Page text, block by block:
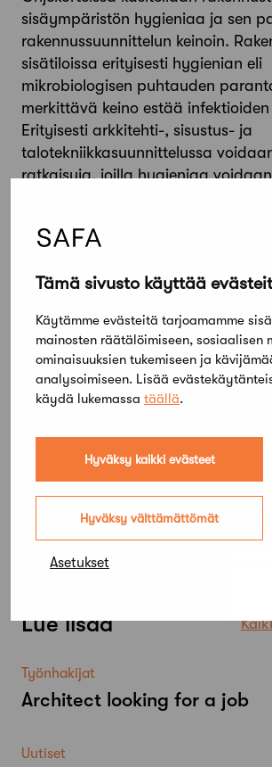
Tämä sivusto käyttää
Käytämme evästeitä tarjoamamme
mainosten räätälöimiseen, sosiaalisen
ominaisuuksien tukemiseen ja
analysoimiseen. Lisää
käydä lukemassa täällä.
Hyväksy kaikki evästeet
Hyväksy välttämättömät
Asetukset
sisäympäristön hygieniaa ja sen
rakennussuunnittelun keinoin.
sisätiloissa erityisesti hygienian eli
mikrobiologisen puhtauden
merkittävä keino estää
Erityisesti arkkitehti-, sisustus- ja
talotekniikkasuunnittelussa
ratkaisuja, joilla hygieniaa
RT 103192 Hygienia sisätiloissa.
Jaa artikkeli
Lue lisää
Työnhakijat
Architect looking for a job
Uutiset